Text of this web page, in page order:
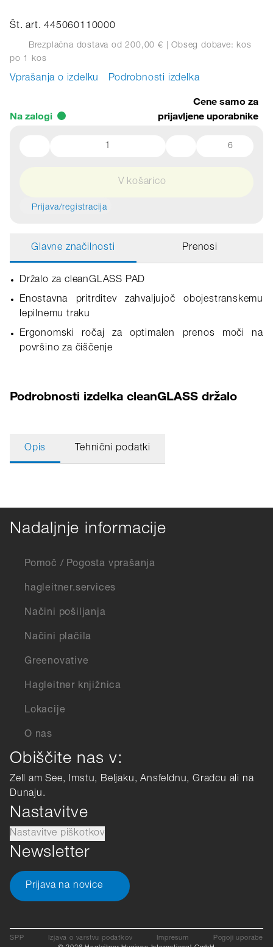
Št. art. 445060110000
Brezplačna dostava od 200,00 € | Obseg dobave: kos
po 1 kos
Vprašanja o izdelku Podrobnosti izdelka
Na zalogi
Cene samo za
prijavljene uporabnike
6
V košarico
Prijava/registracija
Glavne značilnosti Prenosi
Držalo za cleanGLASS PAD
Enostavna pritrditev zahvaljujoč obojestranskemu
lepilnemu traku
Ergonomski ročaj za optimalen prenos moči na
površino za čiščenje
Podrobnosti izdelka cleanGLASS držalo
Opis Tehnični podatki
Nadaljnje informacije
Pomoč / Pogosta vprašanja
hagleitner.services
Načini pošiljanja
Načini plačila
Greenovative
Hagleitner knjižnica
Lokacije
O nas
Obiščite nas v:
Zell am See, Imstu, Beljaku, Ansfeldnu, Gradcu ali na
Dunaju.
Nastavitve
Nastavitve piškotkov
Newsletter
Prijava na novice
SPP Izjava o varstvu podatkov Impresum
Pogoji uporabe